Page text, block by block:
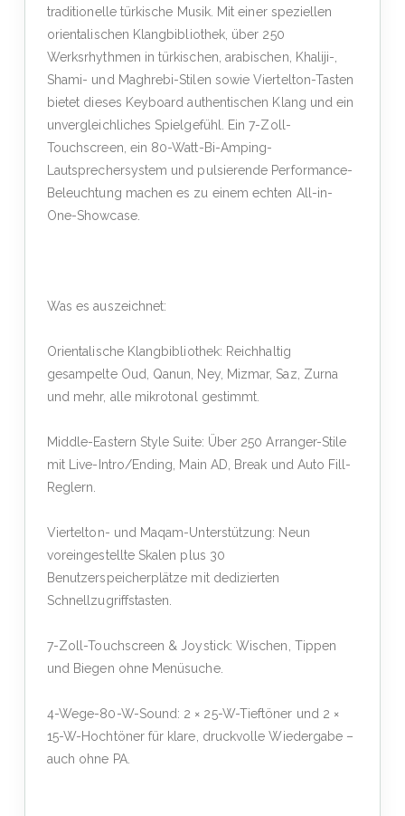
traditionelle türkische Musik. Mit einer speziellen
orientalischen Klangbibliothek, über 250
Werksrhythmen in türkischen, arabischen, Khaliji-,
Shami- und Maghrebi-Stilen sowie Viertelton-Tasten
bietet dieses Keyboard authentischen Klang und ein
unvergleichliches Spielgefühl. Ein 7-Zoll-
Touchscreen, ein 80-Watt-Bi-Amping-
Lautsprechersystem und pulsierende Performance-
Beleuchtung machen es zu einem echten All-in-
One-Showcase.
Was es auszeichnet:
Orientalische Klangbibliothek: Reichhaltig
gesampelte Oud, Qanun, Ney, Mizmar, Saz, Zurna
und mehr, alle mikrotonal gestimmt.
Middle-Eastern Style Suite: Über 250 Arranger-Stile
mit Live-Intro/Ending, Main AD, Break und Auto Fill-
Reglern.
Viertelton- und Maqam-Unterstützung: Neun
voreingestellte Skalen plus 30
Benutzerspeicherplätze mit dedizierten
Schnellzugriffstasten.
7-Zoll-Touchscreen & Joystick: Wischen, Tippen
und Biegen ohne Menüsuche.
4-Wege-80-W-Sound: 2 × 25-W-Tieftöner und 2 ×
15-W-Hochtöner für klare, druckvolle Wiedergabe –
auch ohne PA.